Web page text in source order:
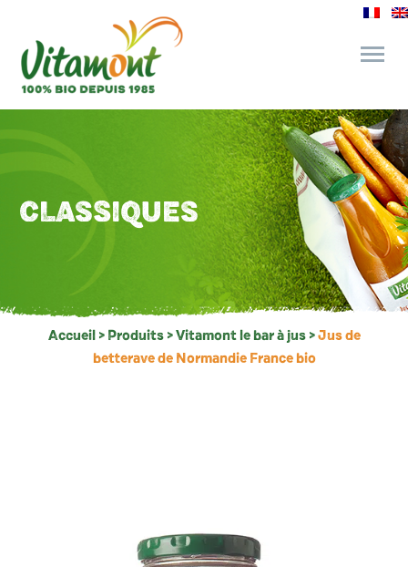
des engagements
l’épicerie gourmande
recettes et astuces
CLASSIQUES
Accueil > Produits>Vitamont le bar à jus>Jus de
betterave de Normandie France bio